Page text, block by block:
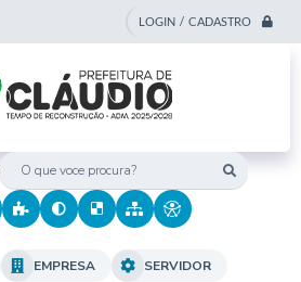
LOGIN / CADASTRO
EMPRESA SERVIDOR